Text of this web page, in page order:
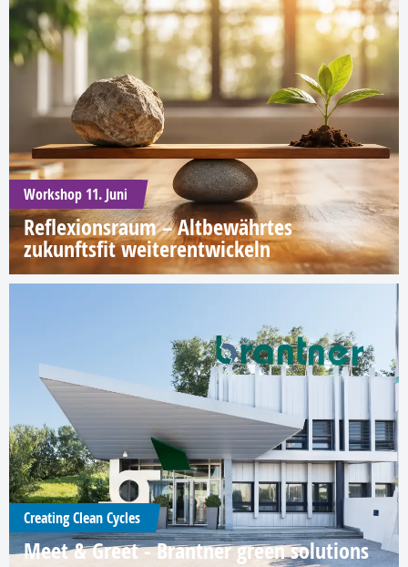
Workshop 11. Juni
Reflexionsraum – Altbewährtes
zukunftsfit weiterentwickeln
Creating Clean Cycles
Meet & Greet - Brantner green solutions